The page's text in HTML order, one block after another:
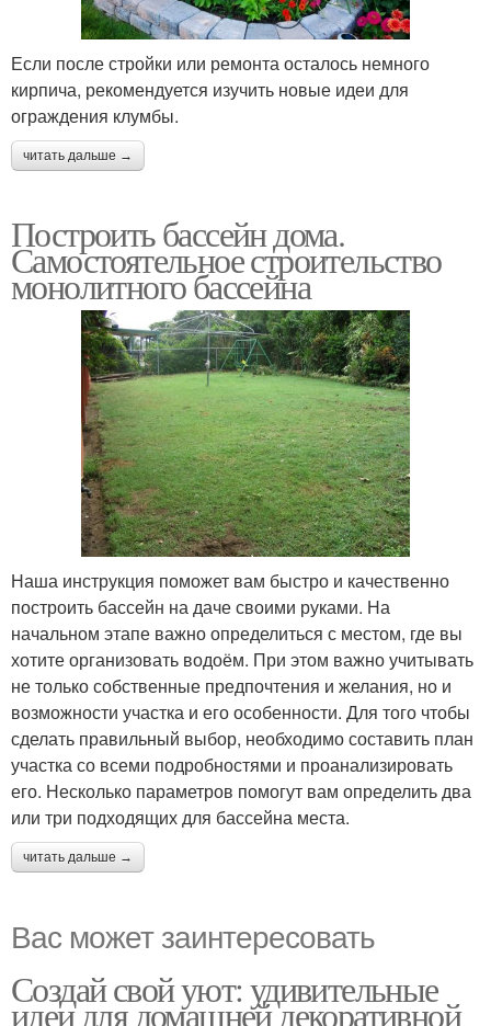
Если после стройки или ремонта осталось немного
кирпича, рекомендуется изучить новые идеи для
ограждения клумбы.
читать дальше →
Построить бассейн дома.
Самостоятельное строительство
монолитного бассейна
Наша инструкция поможет вам быстро и качественно
построить бассейн на даче своими руками. На
начальном этапе важно определиться с местом, где вы
хотите организовать водоём. При этом важно учитывать
не только собственные предпочтения и желания, но и
возможности участка и его особенности. Для того чтобы
сделать правильный выбор, необходимо составить план
участка со всеми подробностями и проанализировать
его. Несколько параметров помогут вам определить два
или три подходящих для бассейна места.
читать дальше →
Вас может заинтересовать
Создай свой уют: удивительные
идеи для домашней декоративной